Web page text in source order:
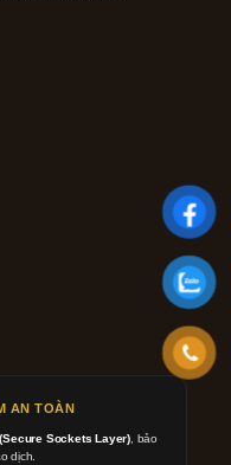
AN TOÀN
Sockets Layer) , bảo
dịch.